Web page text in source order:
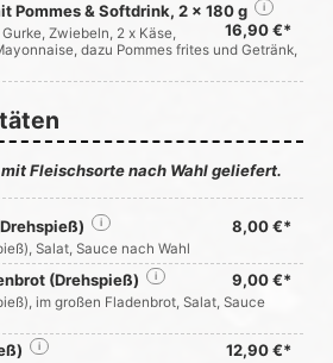
Pommes & Softdrink, 2 x 180 g
16,90 €*
i
Zwiebeln, 2 x Käse,
dazu Pommes frites und Getränk,
Fleischsorte nach Wahl geliefert.
8,00 €*
i
Salat, Sauce nach Wahl
(Drehspieß) 9,00 €*
i
im großen Fladenbrot, Salat, Sauce
12,90 €*
i